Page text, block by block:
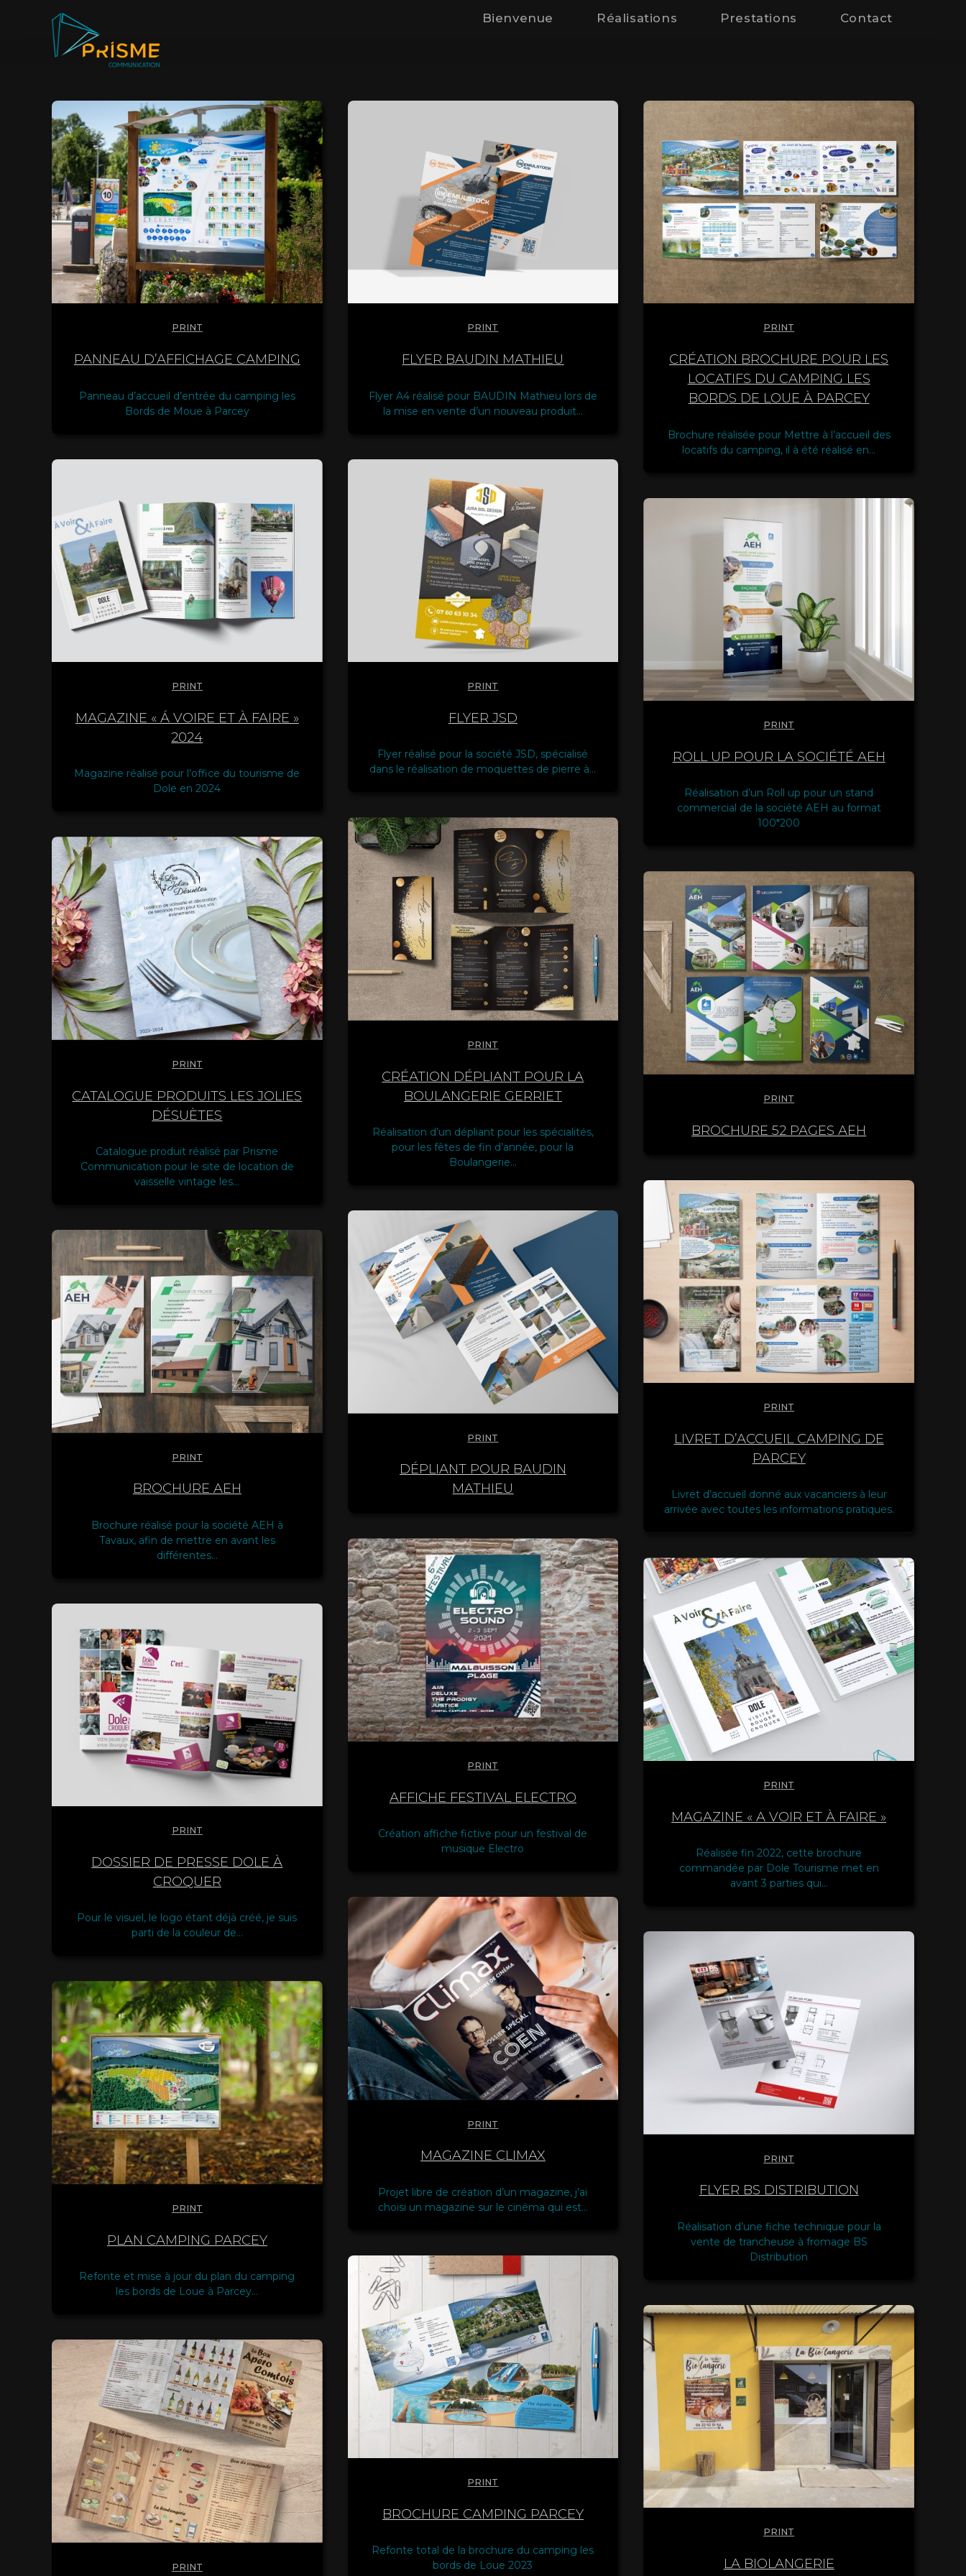
Bienvenue Réalisations Prestations Contact
PRINT
PANNEAU D’AFFICHAGE CAMPING
Panneau d’accueil d’entrée du camping les
Bords de Moue à Parcey
PRINT
FLYER BAUDIN MATHIEU
Flyer A4 réalisé pour BAUDIN Mathieu lors de
la mise en vente d’un nouveau produit…
PRINT
CRÉATION BROCHURE POUR LES
LOCATIFS DU CAMPING LES
BORDS DE LOUE À PARCEY
Brochure réalisée pour Mettre à l’accueil des
locatifs du camping, il à été réalisé en…
PRINT
MAGAZINE « Á VOIRE ET À FAIRE »
2024
Magazine réalisé pour l’office du tourisme de
Dole en 2024
PRINT
FLYER JSD
Flyer réalisé pour la société JSD, spécialisé
dans le réalisation de moquettes de pierre à…
PRINT
ROLL UP POUR LA SOCIÉTÉ AEH
Réalisation d’un Roll up pour un stand
commercial de la société AEH au format
100*200
PRINT
CRÉATION DÉPLIANT POUR LA
BOULANGERIE GERRIET
Réalisation d’un dépliant pour les spécialités,
pour les fêtes de fin d’année, pour la
Boulangerie…
PRINT
CATALOGUE PRODUITS LES JOLIES
DÉSUÈTES
Catalogue produit réalisé par Prisme
Communication pour le site de location de
vaisselle vintage les…
PRINT
BROCHURE 52 PAGES AEH
PRINT
LIVRET D’ACCUEIL CAMPING DE
PARCEY
Livret d’accueil donné aux vacanciers à leur
arrivée avec toutes les informations pratiques.
PRINT
DÉPLIANT POUR BAUDIN
MATHIEU
PRINT
BROCHURE AEH
Brochure réalisé pour la société AEH à
Tavaux, afin de mettre en avant les
différentes…
PRINT
AFFICHE FESTIVAL ELECTRO
Création affiche fictive pour un festival de
musique Electro
PRINT
MAGAZINE « A VOIR ET À FAIRE »
Réalisée fin 2022, cette brochure
commandée par Dole Tourisme met en
avant 3 parties qui…
PRINT
DOSSIER DE PRESSE DOLE À
CROQUER
Pour le visuel, le logo étant déjà créé, je suis
parti de la couleur de…
PRINT
MAGAZINE CLIMAX
Projet libre de création d’un magazine, j’ai
choisi un magazine sur le cinéma qui est…
PRINT
FLYER BS DISTRIBUTION
Réalisation d’une fiche technique pour la
vente de trancheuse à fromage BS
Distribution
PRINT
PLAN CAMPING PARCEY
Refonte et mise à jour du plan du camping
les bords de Loue à Parcey…
PRINT
BROCHURE CAMPING PARCEY
Refonte total de la brochure du camping les
bords de Loue 2023
PRINT
LA BIOLANGERIE
PRINT